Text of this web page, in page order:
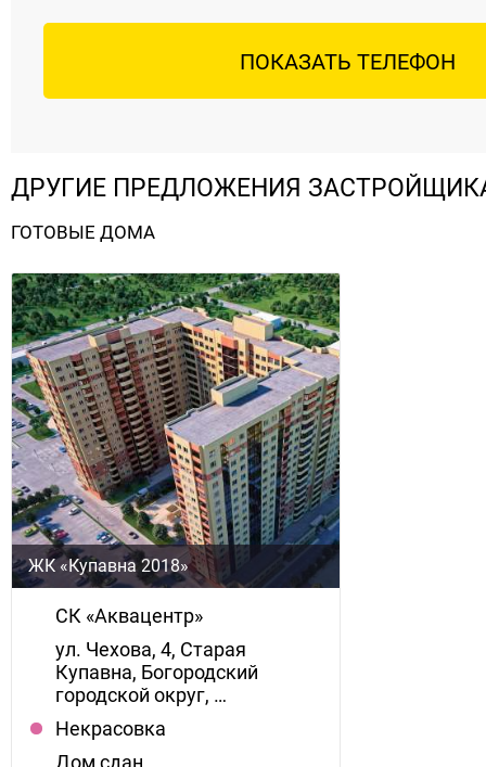
ПОКАЗАТЬ ТЕЛЕФОН
ДРУГИЕ ПРЕДЛОЖЕНИЯ
ГОТОВЫЕ ДОМА
ЖК «Купавна 2018»
СК «Аквацентр»
ул. Чехова, 4, Старая
Купавна, Богородский
городской округ, …
Некрасовка
Дом сдан